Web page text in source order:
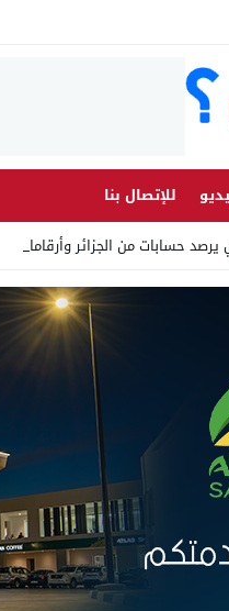
للإتصال بنا
حسابات من الجزائر وأرقاما بـ”213 _